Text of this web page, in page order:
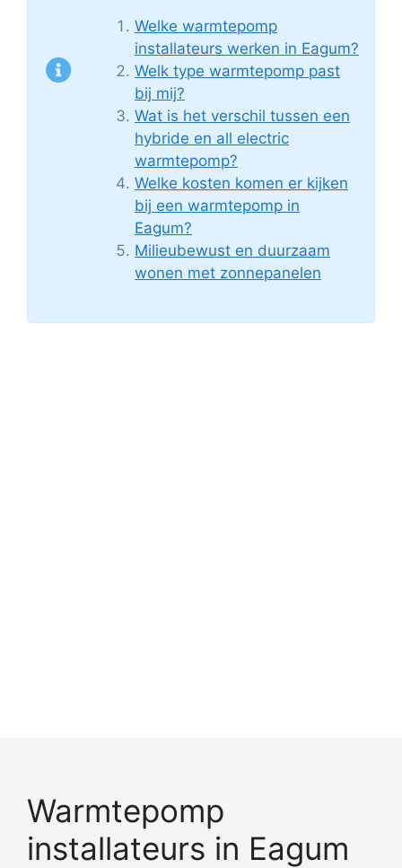
Welke warmtepomp
installateurs werken in Eagum?
Welk type warmtepomp past
bij mij?
Wat is het verschil tussen een
hybride en all electric
warmtepomp?
Welke kosten komen er kijken
bij een warmtepomp in
Eagum?
Milieubewust en duurzaam
wonen met zonnepanelen
Warmtepomp
installateurs in Eagum